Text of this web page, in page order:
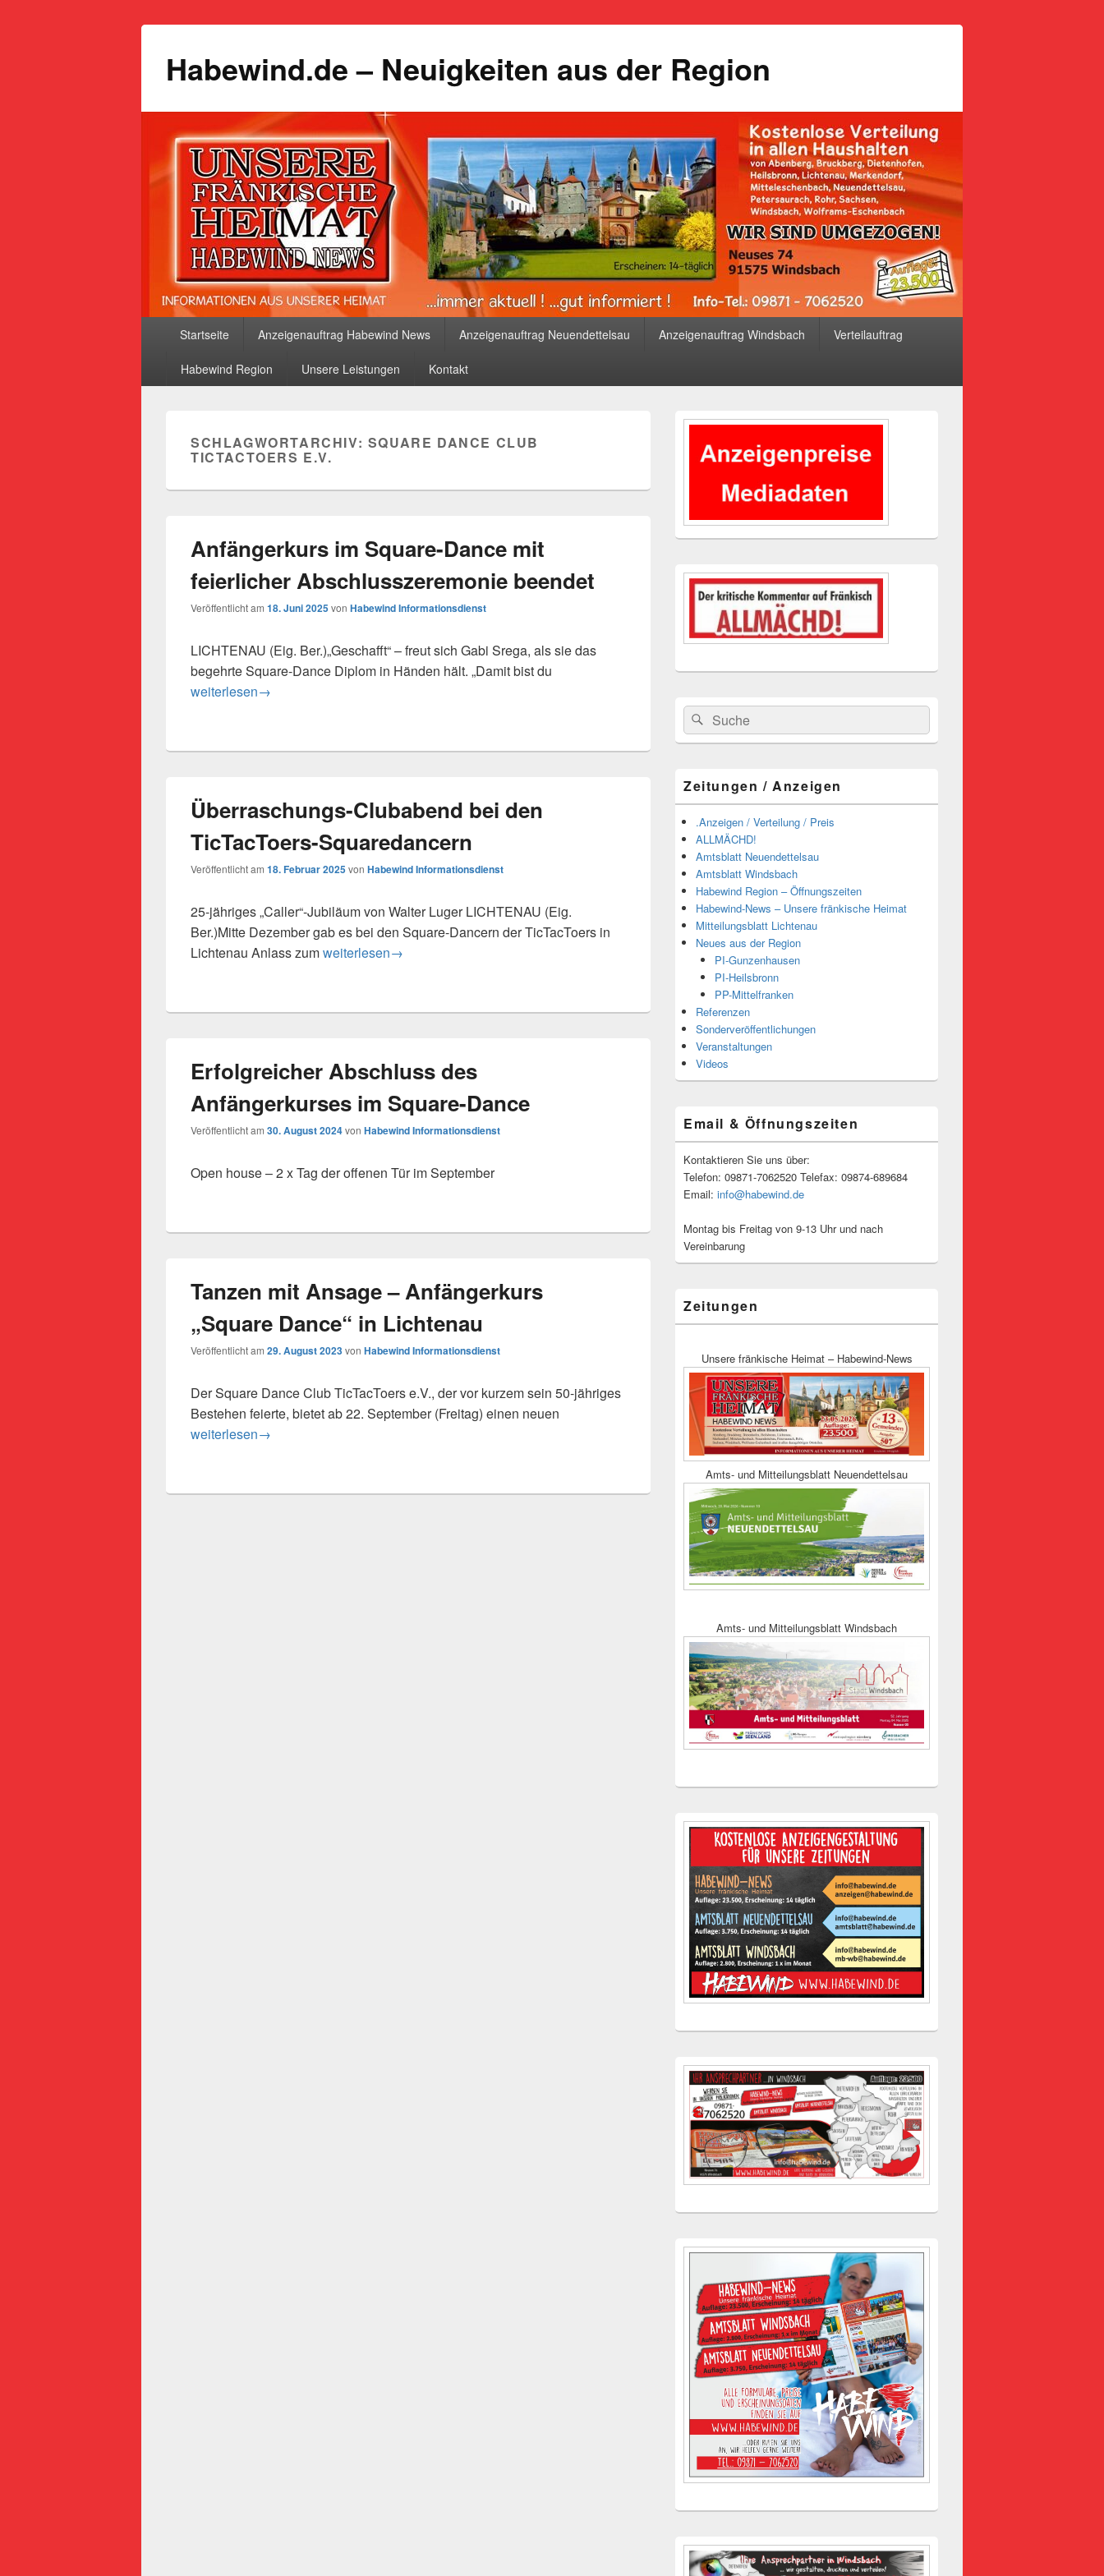
Habewind.de – Neuigkeiten aus der Region
Startseite Anzeigenauftrag Habewind News Anzeigenauftrag Neuendettelsau Anzeigenauftrag Windsbach Verteilauftrag
Habewind Region Unsere Leistungen Kontakt
SCHLAGWORTARCHIV: SQUARE DANCE CLUB
TICTACTOERS E.V.
Anfängerkurs im Square-Dance mit
feierlicher Abschlusszeremonie beendet
Veröffentlicht am 18. Juni 2025von Habewind Informationsdienst
LICHTENAU (Eig. Ber.)„Geschafft“ – freut sich Gabi Srega, als sie das
begehrte Square-Dance Diplom in Händen hält. „Damit bist du
Anfängerkurs im Square-Dance mit feierlicher Abschlusszeremonie beendet
weiterlesen→
Überraschungs-Clubabend bei den
TicTacToers-Squaredancern
Veröffentlicht am 18. Februar 2025von Habewind Informationsdienst
25-jähriges „Caller“-Jubiläum von Walter Luger LICHTENAU (Eig.
Ber.)Mitte Dezember gab es bei den Square-Dancern der TicTacToers in
Lichtenau Anlass zumÜberraschungs-Clubabend bei den TicTacToers-Squaredancern
weiterlesen→
Erfolgreicher Abschluss des
Anfängerkurses im Square-Dance
Veröffentlicht am 30. August 2024von Habewind Informationsdienst
Open house – 2 x Tag der offenen Tür im September
Tanzen mit Ansage – Anfängerkurs
„Square Dance“ in Lichtenau
Veröffentlicht am 29. August 2023von Habewind Informationsdienst
Der Square Dance Club TicTacToers e.V., der vor kurzem sein 50-jähriges
Bestehen feierte, bietet ab 22. September (Freitag) einen neuen
Tanzen mit Ansage – Anfängerkurs „Square Dance“ in Lichtenau
weiterlesen→
Primärer
Widgetbereich
Suchen
nach:
Suchen
Zeitungen / Anzeigen
.Anzeigen / Verteilung / Preis
ALLMÄCHD!
Amtsblatt Neuendettelsau
Amtsblatt Windsbach
Habewind Region – Öffnungszeiten
Habewind-News – Unsere fränkische Heimat
Mitteilungsblatt Lichtenau
Neues aus der Region
PI-Gunzenhausen
PI-Heilsbronn
PP-Mittelfranken
Referenzen
Sonderveröffentlichungen
Veranstaltungen
Videos
Email & Öffnungszeiten
Kontaktieren Sie uns über:
Telefon: 09871-7062520 Telefax: 09874-689684
Email: info@habewind.de
Montag bis Freitag von 9-13 Uhr und nach
Vereinbarung
Zeitungen
Unsere fränkische Heimat – Habewind-News
Amts- und Mitteilungsblatt Neuendettelsau
Amts- und Mitteilungsblatt Windsbach